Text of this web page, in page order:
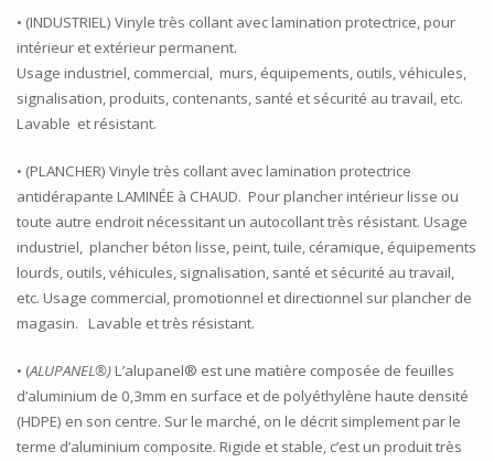
• (INDUSTRIEL) Vinyle très collant avec lamination protectrice, pour
intérieur et extérieur permanent.
Usage industriel, commercial, murs, équipements, outils, véhicules,
signalisation, produits, contenants, santé et sécurité au travail, etc.
Lavable et résistant.
• (PLANCHER) Vinyle très collant avec lamination protectrice
antidérapante LAMINÉE à CHAUD. Pour plancher intérieur lisse ou
toute autre endroit nécessitant un autocollant très résistant. Usage
industriel, plancher béton lisse, peint, tuile, céramique, équipements
lourds, outils, véhicules, signalisation, santé et sécurité au travail,
etc. Usage commercial, promotionnel et directionnel sur plancher de
magasin. Lavable et très résistant.
• (ALUPANEL®)L’alupanel® est une matière composée de feuilles
d’aluminium de 0,3mm en surface et de polyéthylène haute densité
(HDPE) en son centre. Sur le marché, on le décrit simplement par le
terme d’aluminium composite. Rigide et stable, c’est un produit très